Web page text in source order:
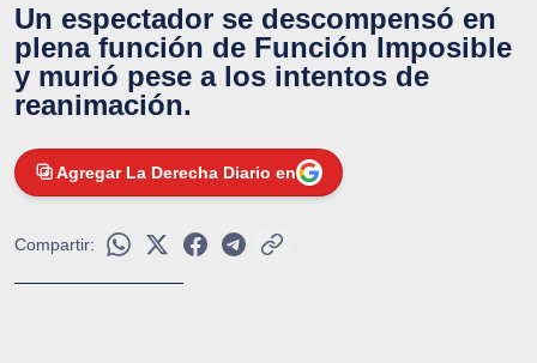
Un espectador se descompensó en
plena función de Función Imposible
y murió pese a los intentos de
reanimación.
Agregar La Derecha Diario en
Compartir: